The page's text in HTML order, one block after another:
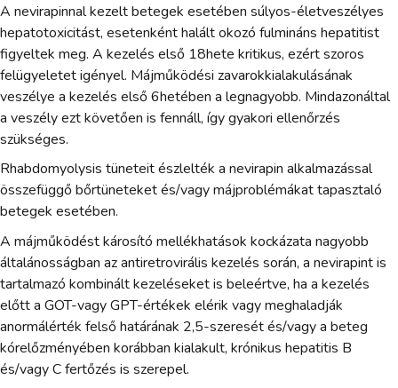
A nevirapinnal kezelt betegek esetében súlyos-életveszélyes
hepatotoxicitást, esetenként halált okozó fulmináns hepatitist
figyeltek meg. A kezelés első 18hete kritikus, ezért szoros
felügyeletet igényel. Májműködési zavarokkialakulásának
veszélye a kezelés első 6hetében a legnagyobb. Mindazonáltal
a veszély ezt követően is fennáll, így gyakori ellenőrzés
szükséges.
Rhabdomyolysis tüneteit észlelték a nevirapin alkalmazással
összefüggő bőrtüneteket és/vagy májproblémákat tapasztaló
betegek esetében.
A májműködést károsító mellékhatások kockázata nagyobb
általánosságban az antiretrovirális kezelés során, a nevirapint is
tartalmazó kombinált kezeléseket is beleértve, ha a kezelés
előtt a GOT-vagy GPT-értékek elérik vagy meghaladják
anormálérték felső határának 2,5-szeresét és/vagy a beteg
kórelőzményében korábban kialakult, krónikus hepatitis B
és/vagy C fertőzés is szerepel.